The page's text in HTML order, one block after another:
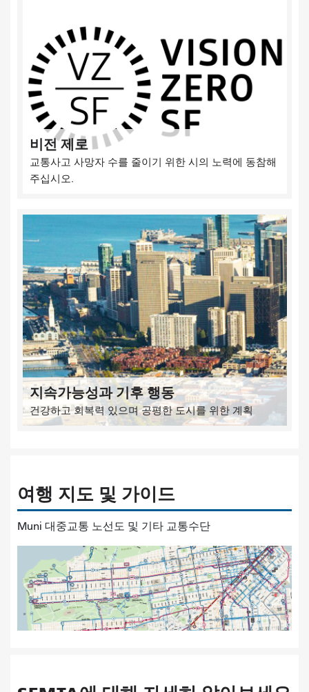
비전 제로
교통사고 사망자 수를 줄이기 위한 시의 노력에 동참해
주십시오.
지속가능성과 기후 행동
건강하고 회복력 있으며 공평한 도시를 위한 계획
여행 지도 및 가이드
Muni 대중교통 노선도 및 기타 교통수단